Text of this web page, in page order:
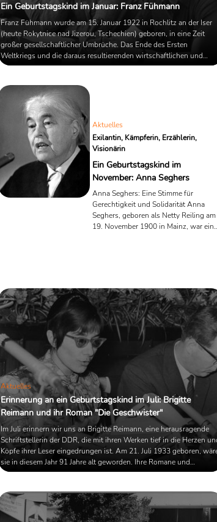
Ein Geburtstagskind im Januar: Franz Fühmann
Franz Fühmann wurde am 15. Januar 1922 in Rochlitz an der Iser
(heute Rokytnice nad Jizerou, Tschechien) geboren, in eine Zeit
großer gesellschaftlicher Umbrüche. Das Ende des Ersten
Weltkriegs und die daraus resultierenden wirtschaftlichen und
politischen Herausforderungen prägten das Umfeld seiner
von Disziplin und religiösem Glauben bestimmt war. Seine Mutter
war eine streng gläubige Katholikin, sein Vater ein ...
Aktuelles
Exilantin, Kämpferin, Erzählerin,
Visionärin
Ein Geburtstagskind im
November: Anna Seghers
Anna Seghers: Eine Stimme für
Gerechtigkeit und Solidarität Anna
Seghers, geboren als Netty Reiling am
19. November 1900 in Mainz, war eine
Kunst- und Antiquitätenhandlung,
Mutter entstammte einer angesehenen
Frankfurter Kaufmannsfamilie. Schon
früh zeigte sich Seghers’ Interesse an
Literatur und Kunst, was sie 1920 zu
einem ...
Aktuelles
Erinnerung an ein Geburtstagskind im Juli: Brigitte
Reimann und ihr Roman "Die Geschwister"
Im Juli erinnern wir uns an Brigitte Reimann, eine herausragende
Schriftstellerin der DDR, die mit ihren Werken tief in die Herzen
Köpfe ihrer Leser eingedrungen ist. Am 21. Juli 1933 geboren,
sie in diesem Jahr 91 Jahre alt geworden. Ihre Romane und
Erzählungen, besonders der Roman "Die Geschwister", bieten
DDR.